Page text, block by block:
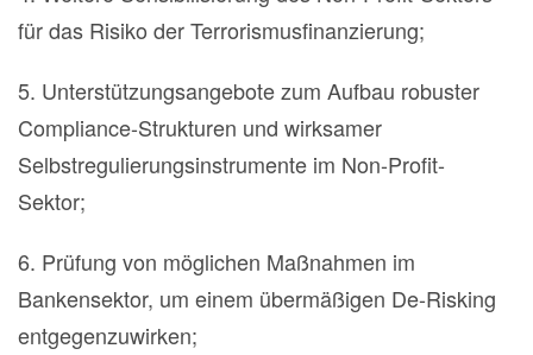
für das Risiko der Terrorismusfinanzierung;
5. Unterstützungsangebote zum Aufbau robuster
Compliance-Strukturen und wirksamer
Selbstregulierungsinstrumente im Non-Profit-
Sektor;
6. Prüfung von möglichen Maßnahmen im
Bankensektor, um einem übermäßigen De-Risking
entgegenzuwirken;